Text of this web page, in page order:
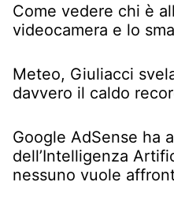
Come vedere chi è
videocamera e lo
Meteo, Giuliacci
davvero il caldo
Google AdSense ha
dell’Intelligenza
nessuno vuole